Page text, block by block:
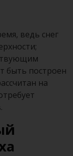
ведь снег
быть построен
на